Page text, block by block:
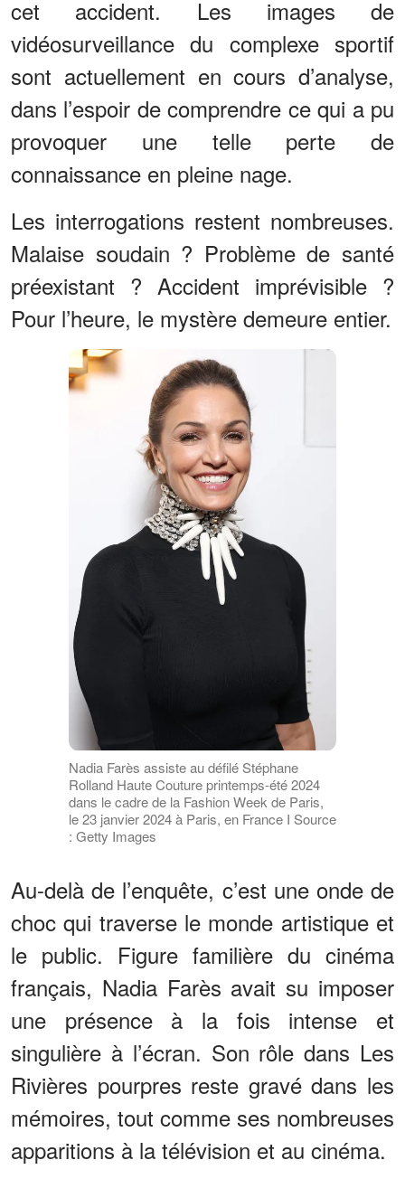
cet accident. Les images de
vidéosurveillance du complexe sportif
sont actuellement en cours d’analyse,
dans l’espoir de comprendre ce qui a pu
provoquer une telle perte de
connaissance en pleine nage.
Les interrogations restent nombreuses.
Malaise soudain ? Problème de santé
préexistant ? Accident imprévisible ?
Pour l’heure, le mystère demeure entier.
Nadia Farès assiste au défilé Stéphane
Rolland Haute Couture printemps-été 2024
dans le cadre de la Fashion Week de Paris,
le 23 janvier 2024 à Paris, en France I Source
: Getty Images
Au-delà de l’enquête, c’est une onde de
choc qui traverse le monde artistique et
le public. Figure familière du cinéma
français, Nadia Farès avait su imposer
une présence à la fois intense et
singulière à l’écran. Son rôle dans Les
Rivières pourpres reste gravé dans les
mémoires, tout comme ses nombreuses
apparitions à la télévision et au cinéma.